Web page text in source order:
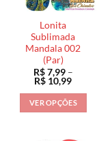
Lonita
Sublimada
Mandala 002
(Par)
R$7,99 –
R$ 10,99Faixa
preço:
R$ 7,99
através
VER OPÇÕES